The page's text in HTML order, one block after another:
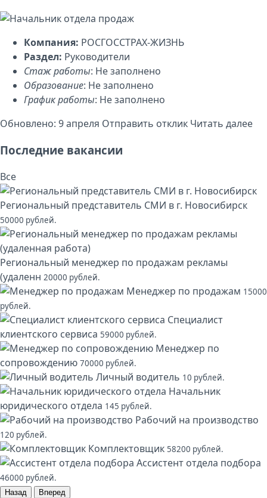
Компания: РОСГОССТРАХ-ЖИЗНЬ
Раздел: Руководители
Стаж работы: Не заполнено
Образование: Не заполнено
График работы: Не заполнено
Обновлено: 9 апреля Отправить отклик Читать далее
Последние вакансии
Все
Региональный представитель СМИ в г. Новосибирск
50000 рублей.
Региональный менеджер по продажам рекламы
(удаленн 20000 рублей.
Менеджер по продажам 15000
рублей.
Специалист
клиентского сервиса 59000 рублей.
Менеджер по
сопровождению 70000 рублей.
Личный водитель 10 рублей.
Начальник
юридического отдела 145 рублей.
Рабочий на производство
120 рублей.
Комплектовщик 58200 рублей.
Ассистент отдела подбора
46000 рублей.
Назад Вперед